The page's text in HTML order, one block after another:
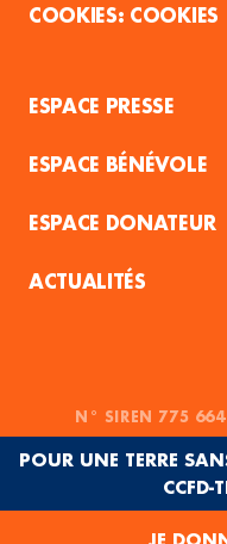
COOKIES
ESPACE PRESSE
ESPACE BÉNÉVOLE
ESPACE DONATEUR
ACTUALITÉS
N° SIREN 775
POUR UNE TERRE
CCFD-